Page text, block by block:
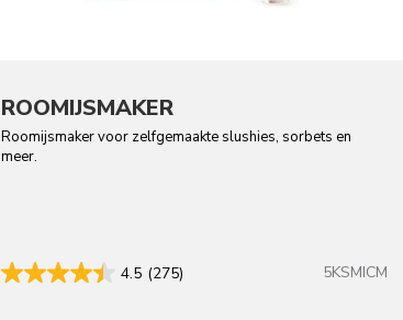
ROOMIJSMAKER
Roomijsmaker voor zelfgemaakte slushies, sorbets en
meer.
4.5 (275) 5KSMICM